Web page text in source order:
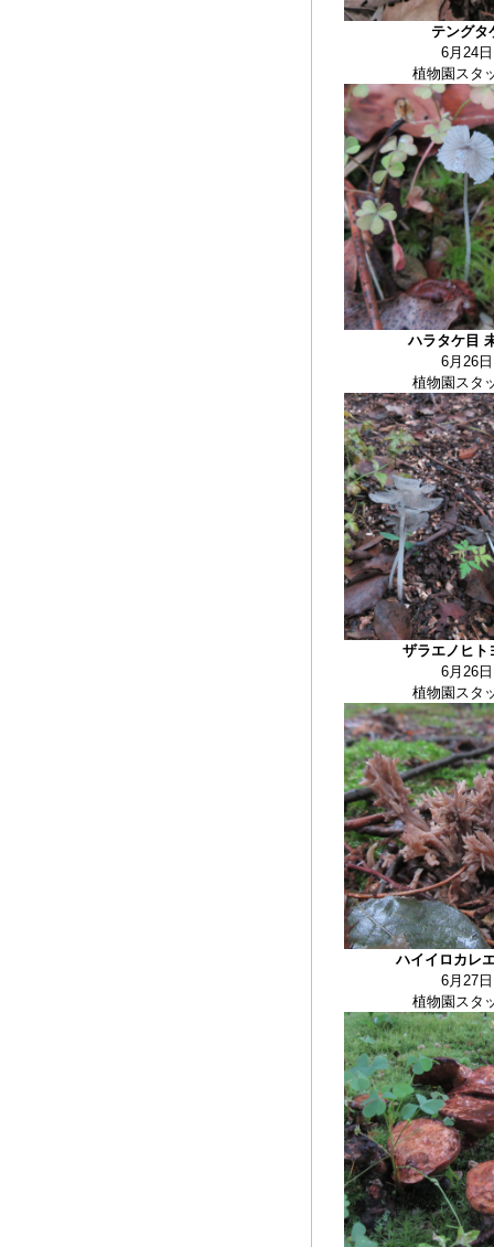
テングタ
6月24日
植物園スタ
ハラタケ目
6月26日
植物園スタ
ザラエノヒト
6月26日
植物園スタ
ハイイロカレ
6月27日
植物園スタ